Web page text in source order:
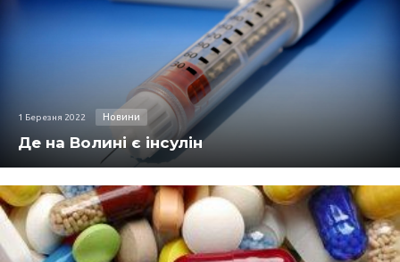
1 Березня 2022 Новини
Де на Волині є інсулін